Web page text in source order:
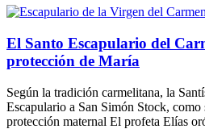
El Santo Escapulario del
protección de María
Según la tradición carmelitana, la
Escapulario a San Simón Stock, como
protección maternal El profeta Elías